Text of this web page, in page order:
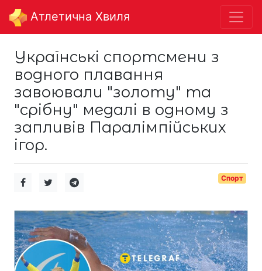
Aтлетична Хвиля
Українські спортсмени з
водного плавання
завоювали "золоту" та
"срібну" медалі в одному з
запливів Паралімпійських
ігор.
Спорт